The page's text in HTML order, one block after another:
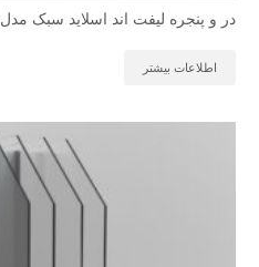
در و پنجره لیفت اند اسلاید سبک مدل TH Lift 198 [4 R].1
اطلاعات بیشتر